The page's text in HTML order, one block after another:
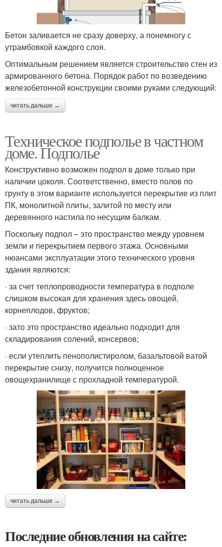
Бетон заливается не сразу доверху, а понемногу с
утрамбовкой каждого слоя.
Оптимальным решением является строительство стен из
армированного бетона. Порядок работ по возведению
железобетонной конструкции своими руками следующий:
читать дальше →
Техническое подполье в частном
доме. Подполье
Конструктивно возможен подпол в доме только при
наличии цоколя. Соответственно, вместо полов по
грунту в этом варианте используется перекрытие из плит
ПК, монолитной плиты, залитой по месту или
деревянного настила по несущим балкам.
Поскольку подпол – это пространство между уровнем
земли и перекрытием первого этажа. Основными
нюансами эксплуатации этого технического уровня
здания являются:
· за счет теплопроводности температура в подполе
слишком высокая для хранения здесь овощей,
корнеплодов, фруктов;
· зато это пространство идеально подходит для
складирования солений, консервов;
· если утеплить пенополистиролом, базальтовой ватой
перекрытие снизу, получится полноценное
овощехранилище с прохладной температурой.
читать дальше →
Последние обновления на сайте: